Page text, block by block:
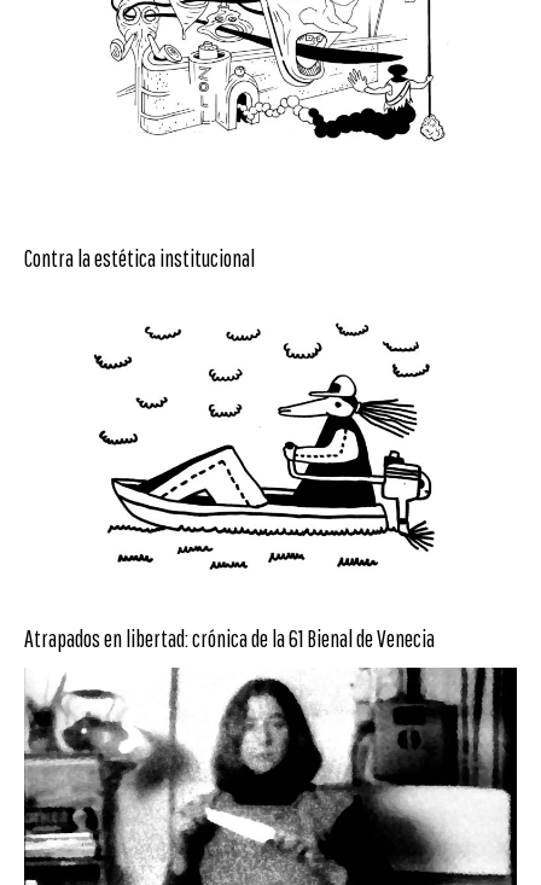
Contra la estética institucional
Atrapados en libertad: crónica de la 61 Bienal de Venecia